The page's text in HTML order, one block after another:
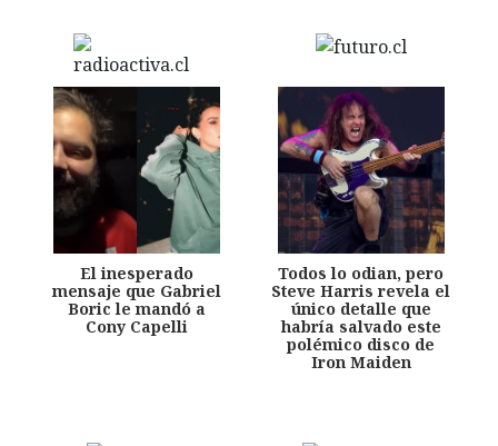
El inesperado
mensaje que Gabriel
Boric le mandó a
Cony Capelli
Todos lo odian, pero
Steve Harris revela el
único detalle que
habría salvado este
polémico disco de
Iron Maiden